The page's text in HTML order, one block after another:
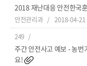
2018 재난대응 안전한국
안전관리과 2018-04-21
249
주간 안전사고 예보 - 농
요!